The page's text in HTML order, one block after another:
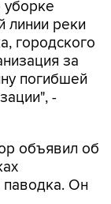
городского
за
погибшей
-
объявил об
паводка. Он
используя